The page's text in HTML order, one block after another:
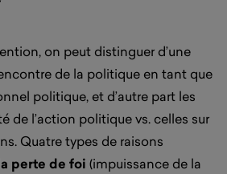
on peut distinguer d’une
de la politique en tant que
politique, et d’autre part les
de l’action politique vs. celles sur
Quatre types de raisons
perte de foi (impuissance de la